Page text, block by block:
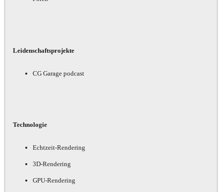
Leidenschaftsprojekte
CG Garage podcast
Technologie
Echtzeit-Rendering
3D-Rendering
GPU-Rendering